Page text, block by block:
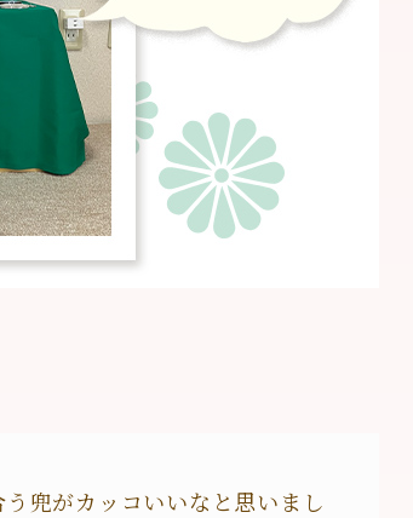
兜がカッコいいなと思いまし